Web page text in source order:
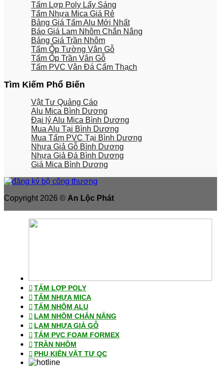
Tấm Lợp Poly Lấy Sáng
Tấm Nhựa Mica Giá Rẻ
Bảng Giá Tấm Alu Mới Nhất
Báo Giá Lam Nhôm Chắn Nắng
Bảng Giá Trần Nhôm
Tấm Ốp Tường Vân Gỗ
Tấm Ốp Trần Vân Gỗ
Tấm PVC Vân Đá Cẩm Thạch
Tìm Kiếm Phổ Biến
Vật Tư Quảng Cáo
Alu Mica Bình Dương
Đại lý Alu Mica Bình Dương
Mua Alu Tại Bình Dương
Mua Tấm PVC Tại Bình Dương
Nhựa Giả Gỗ Bình Dương
Nhựa Giả Đá Bình Dương
Giá Mica Bình Dương
Copyright 2026 © An Lộc Phát
TẤM LỢP POLY
TẤM NHỰA MICA
TẤM NHÔM ALU
LAM NHÔM CHẮN NẮNG
LAM NHỰA GIẢ GỖ
TẤM PVC FOAM FORMEX
TRẦN NHÔM
PHỤ KIỆN VẬT TƯ QC